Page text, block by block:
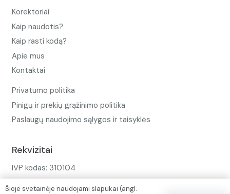
Korektoriai
Kaip naudotis?
Kaip rasti kodą?
Apie mus
Kontaktai
Privatumo politika
Pinigų ir prekių grąžinimo politika
Paslaugų naudojimo sąlygos ir taisyklės
Rekvizitai
IVP kodas: 310104
Šioje svetainėje naudojami slapukai (angl.